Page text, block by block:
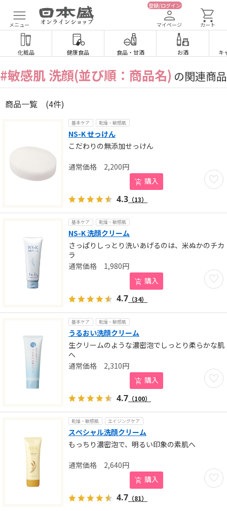
メニュー
登録/ログイン
マイページ カート
化粧品 健康食品 食品・ 甘酒 お酒 キ
#敏感肌 洗顔(並び順：商品名) の関連商品
商品一覧 (4件)
基本ケア 乾燥・敏感肌
NS-K せっけん
こだわりの無添加せっけん
お気
2,200円
購入
4.3 （13）
基本ケア 乾燥・敏感肌
NS-K 洗顔クリーム
さっぱりしっとり洗いあげるのは、米ぬかのチカ
ラ
お気
1,980円
購入
4.7 （34）
基本ケア 乾燥・敏感肌
うるおい洗顔クリーム
生クリームのような濃密泡でしっとり柔らかな肌
へ
お気
2,310円
購入
4.7 （100）
乾燥・敏感肌 エイジングケア
スペシャル洗顔クリーム
もっちり濃密泡で、明るい印象の素肌へ
お気
2,640円
購入
4.7 （81）